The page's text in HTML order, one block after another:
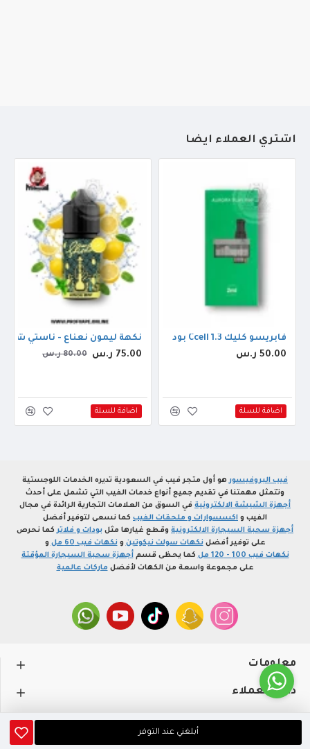
أبلغني عند التوفر
أشتري العملاء أيضاً
30مل
فابريسو كليك 1.3 Ccell بود
50.00 ر.س
اضافة للسلة
نكهة ليمون نعناع - ناستي شيشة
75.00 ر.س 80.00 ر.س
اضافة للسلة
فيب البروفيسورهو أول متجر فيب في السعودية تديره الخدمات اللوجستية
وتتمثل مهمتنا في تقديم جميع أنواع خدمات الفيب التي تشمل على أحدث
أجهزة الشيشة الالكترونية في السوق من العلامات التجارية الرائدة في مجال
الفيب و اكسسوارات و ملحقات الفيب كما نسعى لتوفير أفضل
أجهزة سحبة السيجارة الالكترونية وقطع غيارها مثل بودات و فلاتركما نحرص
على توفير أفضلنكهات سولت نيكوتين ونكهات فيب 60 مل
و
نكهات فيب 100 - 120 مل
كما يحظى قسمأجهزة سحبة السيجارة المؤقتة
على مجموعة واسعة من الكهات لأفضل ماركات عالمية
معلومات
دعم العملاء
حســـابي